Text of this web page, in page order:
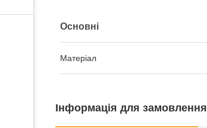
Основні
Матеріал
Інформація для замовлення